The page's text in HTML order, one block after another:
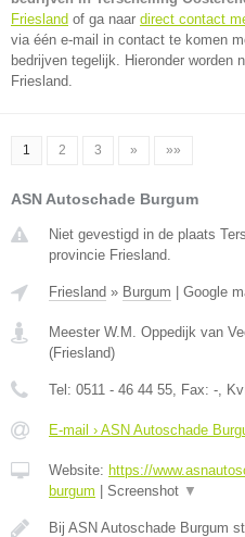
Friesland of ga naar direct contact
via één e-mail in contact te komen
bedrijven tegelijk. Hieronder worden
Friesland.
1 2 3 » »»
ASN Autoschade Burgum
Niet gevestigd in de plaats
provincie Friesland.
Friesland » Burgum Google
Meester W.M. Oppedijk van
(Friesland)
Tel: 0511 - 46 44 55, Fax: -,
E-mail › ASN Autoschade
Website: https://
burgum
Screenshot ▼
Bij ASN Autoschade Burgum